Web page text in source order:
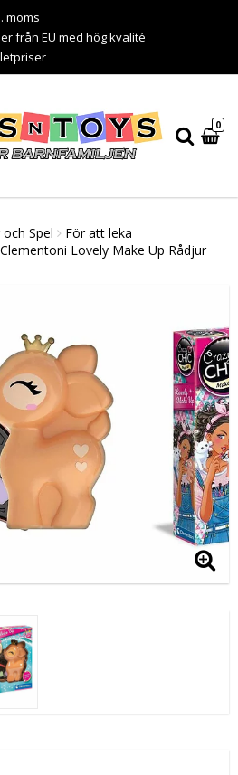
moms
från EU med hög kvalité
0
Spel
För att leka
Lovely Make Up Rådjur